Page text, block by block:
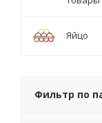
Яйцо
Фильтр по